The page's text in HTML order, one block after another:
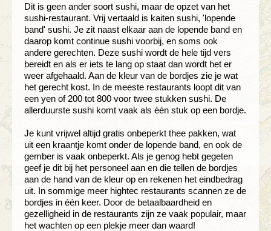
Dit is geen ander soort sushi, maar de opzet van het
sushi-restaurant. Vrij vertaald is kaiten sushi, 'lopende
band' sushi. Je zit naast elkaar aan de lopende band en
daarop komt continue sushi voorbij, en soms ook
andere gerechten. Deze sushi wordt de hele tijd vers
bereidt en als er iets te lang op staat dan wordt het er
weer afgehaald. Aan de kleur van de bordjes zie je wat
het gerecht kost. In de meeste restaurants loopt dit van
een yen of 200 tot 800 voor twee stukken sushi. De
allerduurste sushi komt vaak als één stuk op een bordje.
Je kunt vrijwel altijd gratis onbeperkt thee pakken, wat
uit een kraantje komt onder de lopende band, en ook de
gember is vaak onbeperkt. Als je genog hebt gegeten
geef je dit bij het personeel aan en die tellen de bordjes
aan de hand van de kleur op en rekenen het eindbedrag
uit. In sommige meer hightec restaurants scannen ze de
bordjes in één keer. Door de betaalbaardheid en
gezelligheid in de restaurants zijn ze vaak populair, maar
het wachten op een plekje meer dan waard!